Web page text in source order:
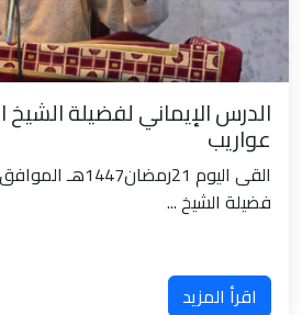
الدرس الإيماني لفضيلة الشيخ
عواريب
فضيلة الشيخ ...
اقرأ المزيد